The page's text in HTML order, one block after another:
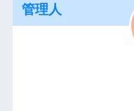
管理人